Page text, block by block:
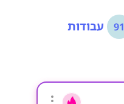
91 עבודות